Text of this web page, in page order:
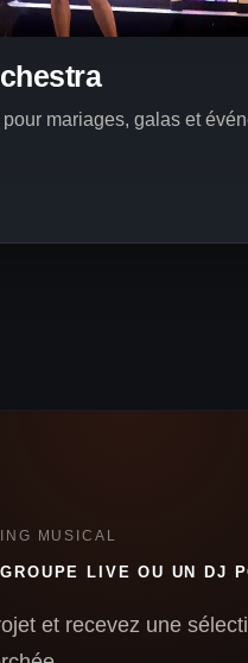
mariages, galas et
MUSICAL
LIVE OU UN DJ
et recevez une